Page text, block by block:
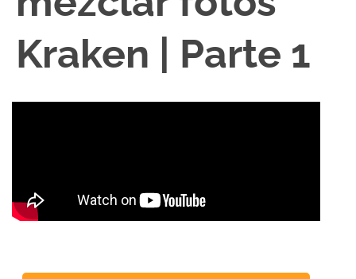
Kraken | Parte 1